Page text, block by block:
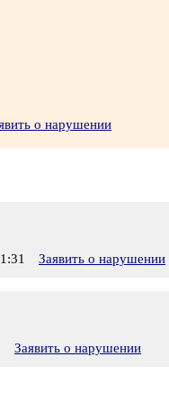
о нарушении
Заявить о нарушении
Заявить о нарушении